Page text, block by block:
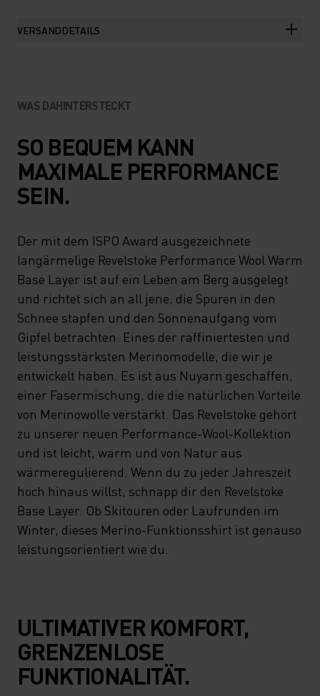
VERSANDDETAILS
WAS DAHINTERSTECKT
SO BEQUEM KANN
MAXIMALE PERFORMANCE
SEIN.
Der mit dem ISPO Award ausgezeichnete
langärmelige Revelstoke Performance Wool Warm
Base Layer ist auf ein Leben am Berg ausgelegt
und richtet sich an all jene, die Spuren in den
Schnee stapfen und den Sonnenaufgang vom
Gipfel betrachten. Eines der raffiniertesten und
leistungsstärksten Merinomodelle, die wir je
entwickelt haben. Es ist aus Nuyarn geschaffen,
einer Fasermischung, die die natürlichen Vorteile
von Merinowolle verstärkt. Das Revelstoke gehört
zu unserer neuen Performance-Wool-Kollektion
und ist leicht, warm und von Natur aus
wärmeregulierend. Wenn du zu jeder Jahreszeit
hoch hinaus willst, schnapp dir den Revelstoke
Base Layer. Ob Skitouren oder Laufrunden im
Winter, dieses Merino-Funktionsshirt ist genauso
leistungsorientiert wie du.
ULTIMATIVER KOMFORT,
GRENZENLOSE
FUNKTIONALITÄT.